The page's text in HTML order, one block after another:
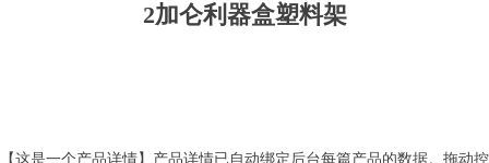
2加仑利器盒塑料架
【这是一个产品详情】产品详情已自动绑定后台每篇产品的数据。拖动控